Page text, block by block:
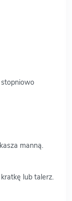
manną.
lub talerz.